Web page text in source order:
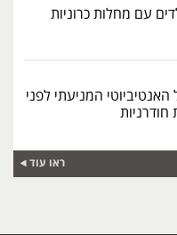
עם מחלות כרוניות
האנטיביוטי המניעתי לפני
חודרניות
ראו עוד